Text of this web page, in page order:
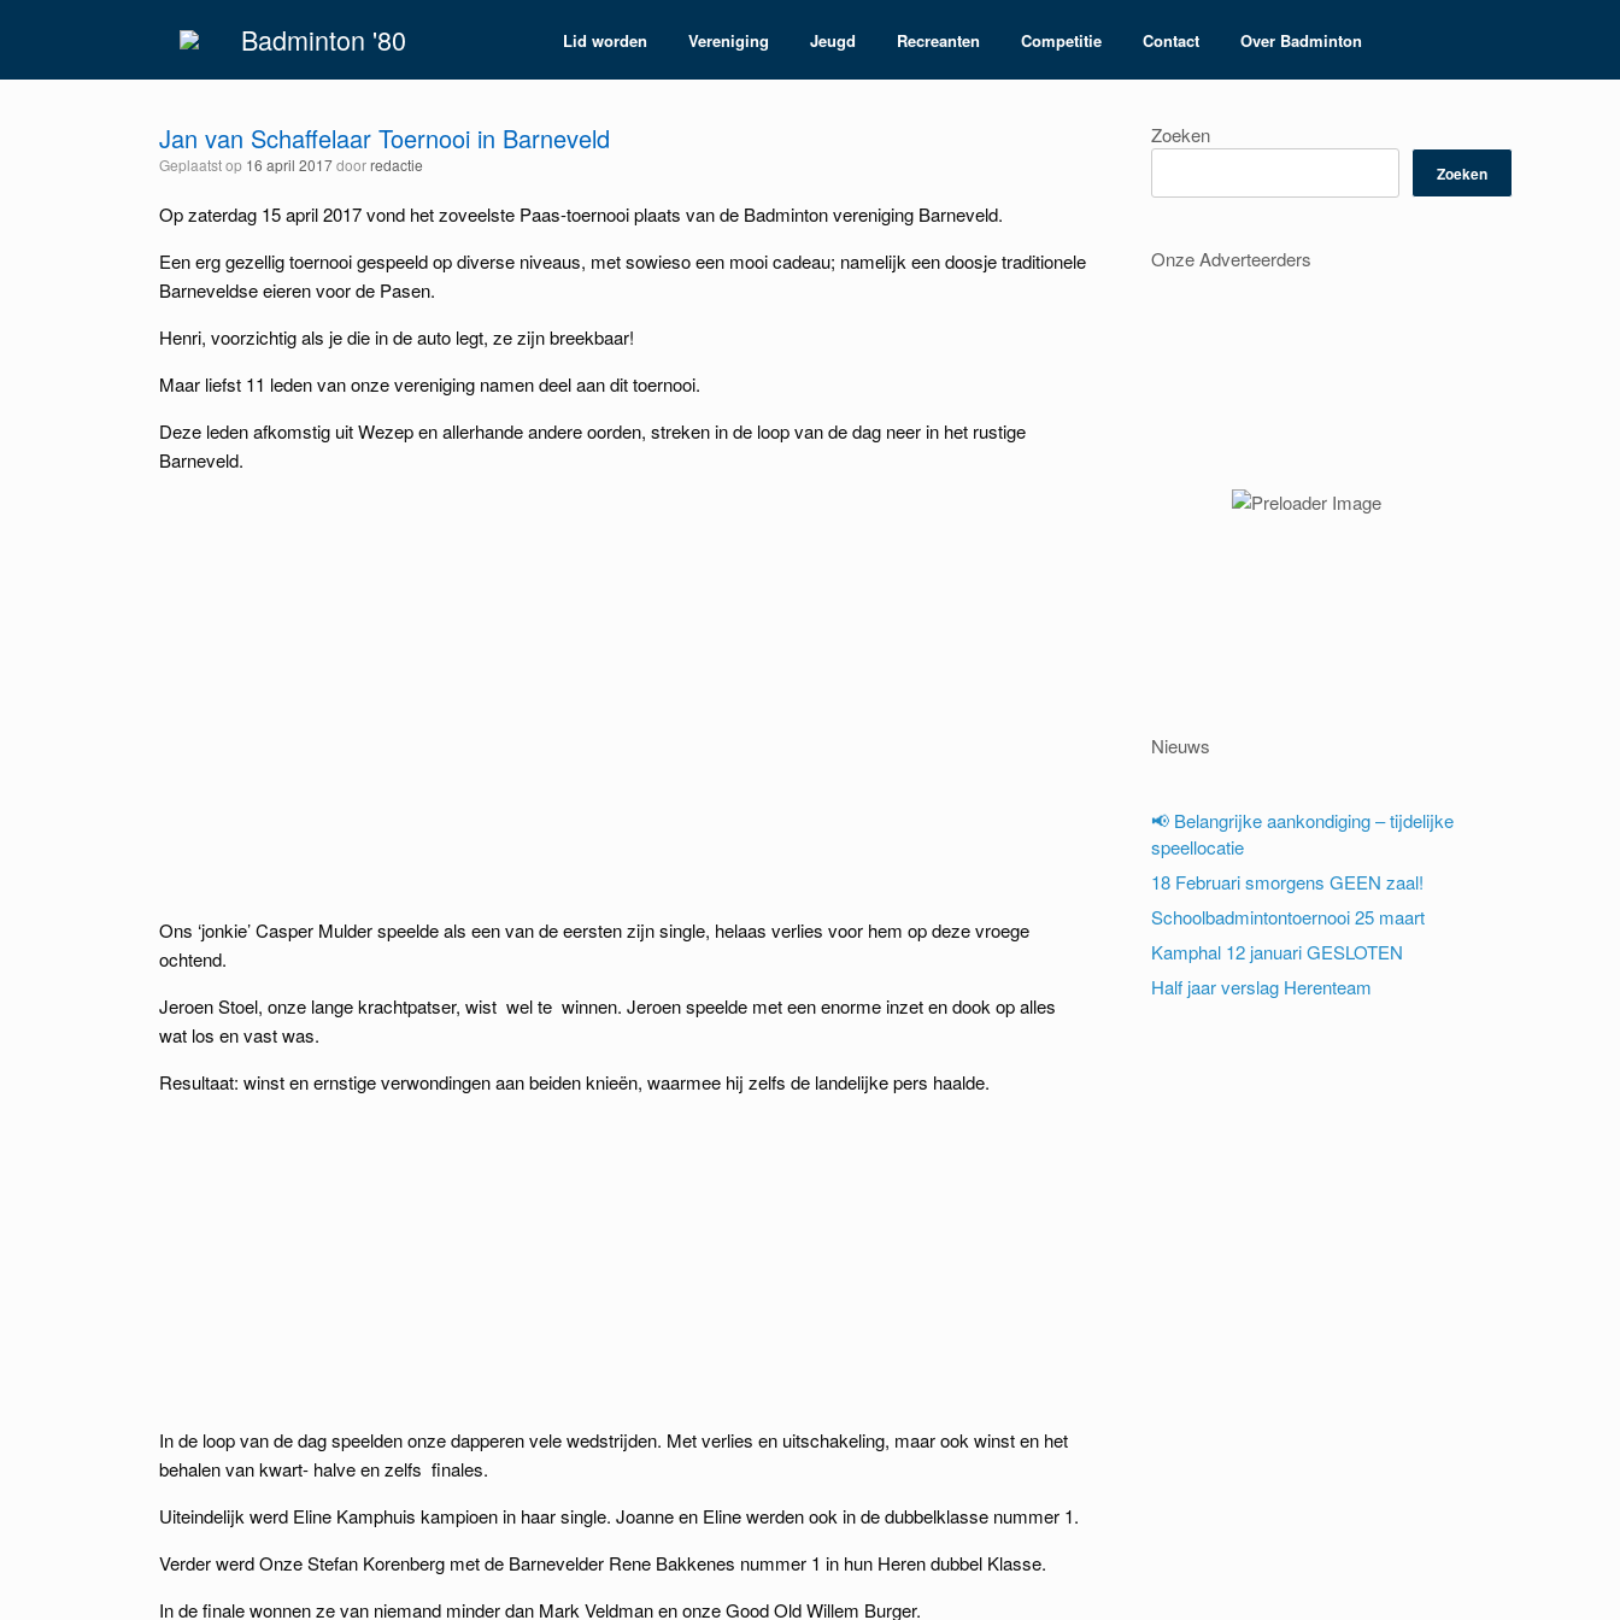
Badminton '80 Lid worden Vereniging Jeugd Recreanten Competitie Contact Over Badminton
Jan van Schaffelaar Toernooi in Barneveld
Geplaatst op 16 april 2017doorredactie
Op zaterdag 15 april 2017 vond het zoveelste Paas-toernooi plaats van de Badminton vereniging Barneveld.
Een erg gezellig toernooi gespeeld op diverse niveaus, met sowieso een mooi cadeau; namelijk een doosje traditionele
Barneveldse eieren voor de Pasen.
Henri, voorzichtig als je die in de auto legt, ze zijn breekbaar!
Maar liefst 11 leden van onze vereniging namen deel aan dit toernooi.
Deze leden afkomstig uit Wezep en allerhande andere oorden, streken in de loop van de dag neer in het rustige
Barneveld.
Ons ‘jonkie’ Casper Mulder speelde als een van de eersten zijn single, helaas verlies voor hem op deze vroege
ochtend.
Jeroen Stoel, onze lange krachtpatser, wist wel te winnen. Jeroen speelde met een enorme inzet en dook op alles
wat los en vast was.
Resultaat: winst en ernstige verwondingen aan beiden knieën, waarmee hij zelfs de landelijke pers haalde.
In de loop van de dag speelden onze dapperen vele wedstrijden. Met verlies en uitschakeling, maar ook winst en het
behalen van kwart- halve en zelfs finales.
Uiteindelijk werd Eline Kamphuis kampioen in haar single. Joanne en Eline werden ook in de dubbelklasse nummer 1.
Verder werd Onze Stefan Korenberg met de Barnevelder Rene Bakkenes nummer 1 in hun Heren dubbel Klasse.
In de finale wonnen ze van niemand minder dan Mark Veldman en onze Good Old Willem Burger.
Zoeken
Zoeken
Onze Adverteerders
Nieuws
📢 Belangrijke aankondiging – tijdelijke
speellocatie
18 Februari smorgens GEEN zaal!
Schoolbadmintontoernooi 25 maart
Kamphal 12 januari GESLOTEN
Half jaar verslag Herenteam